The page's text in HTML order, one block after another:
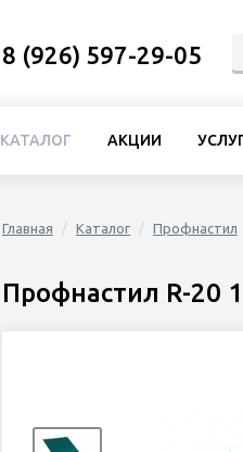
Главная Каталог Профнастил
Профнастил R-20
8 (926) 597-29-05
КАТАЛОГ АКЦИИ